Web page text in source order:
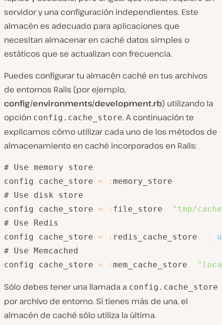
servidor y una configuración independientes. Este
almacén es adecuado para aplicaciones que
necesitan almacenar en caché datos simples o
estáticos que se actualizan con frecuencia.
Puedes configurar tu almacén caché en tus archivos
de entornos Rails (por ejemplo,
config/environments/development.rb) utilizando la
opción config.cache_store. A continuación te
explicamos cómo utilizar cada uno de los métodos de
almacenamiento en caché incorporados en Rails:
# Use memory store
config
cache_store = : memory_store
# Use disk store
config
cache_store = : file_store
"tmp/
# Use Redis
config
cache_store = : redis_cache_store
# Use Memcached
config
cache_store = : mem_cache_store
Sólo debes tener una llamada a config.cache_store
por archivo de entorno. Si tienes más de una, el
almacén de caché sólo utiliza la última.